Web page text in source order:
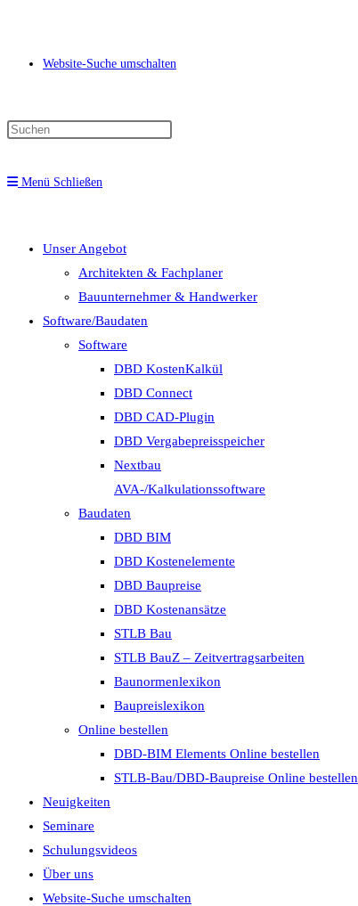
Website-Suche umschalten
Menü Schließen
Unser Angebot
Architekten & Fachplaner
Bauunternehmer & Handwerker
Software/Baudaten
Software
DBD KostenKalkül
DBD Connect
DBD CAD-Plugin
DBD Vergabepreisspeicher
Nextbau
AVA-/Kalkulationssoftware
Baudaten
DBD BIM
DBD Kostenelemente
DBD Baupreise
DBD Kostenansätze
STLB Bau
STLB BauZ – Zeitvertragsarbeiten
Baunormenlexikon
Baupreislexikon
Online bestellen
DBD-BIM Elements Online bestellen
STLB-Bau/DBD-Baupreise Online bestellen
Neuigkeiten
Seminare
Schulungsvideos
Über uns
Website-Suche umschalten